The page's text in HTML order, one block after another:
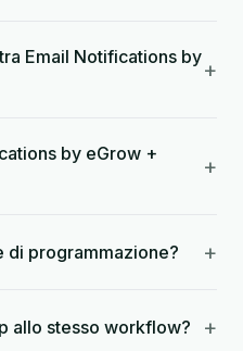
Email Notifications by+
by eGrow +
+
di programmazione? +
allo stesso workflow? +